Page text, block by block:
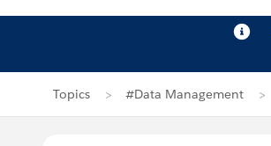
Topics #Data Management